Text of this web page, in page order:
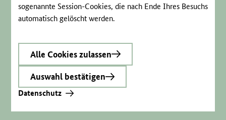
sogenannte Session-Cookies, die nach Ende Ihres Besuchs
automatisch gelöscht werden.
Alle Cookies zulassen
Auswahl bestätigen
Datenschutz